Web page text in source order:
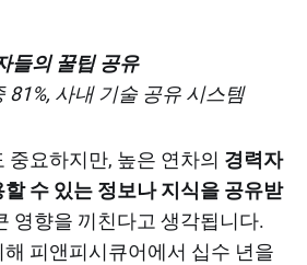
들의 꿀팁 공유
81%, 사내 기술 공유 시스템
중요하지만, 높은 연차의 경력자
수 있는 정보나 지식을 공유받
영향을 끼친다고 생각됩니다.
피앤피시큐어에서 십수 년을